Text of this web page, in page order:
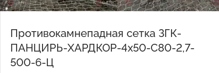
Противокамнепадная сетка ЗГК-
ПАНЦИРЬ-ХАРДКОР-4х50-С80-2,7-
500-6-Ц